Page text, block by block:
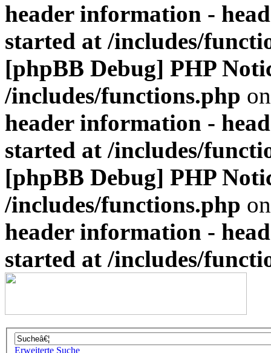
header information -
started at /includes/
[phpBB Debug] PHP
/includes/functions.php
header information -
started at /includes/
[phpBB Debug] PHP
/includes/functions.php
header information -
started at /includes/
Erweiterte Suche